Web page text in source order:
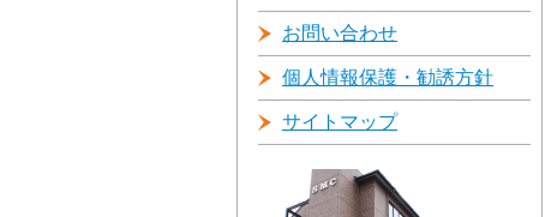
お問い合わせ
個人情報保護・勧誘方針
サイトマップ